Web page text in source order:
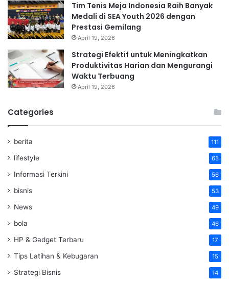
Tim Tenis Meja Indonesia Raih Banyak
Medali di SEA Youth 2026 dengan
Prestasi Gemilang
April 19, 2026
Strategi Efektif untuk Meningkatkan
Produktivitas Harian dan Mengurangi
Waktu Terbuang
April 19, 2026
Categories
berita 111
lifestyle 65
Informasi Terkini 56
bisnis 53
News 49
bola 46
HP & Gadget Terbaru 17
Tips Latihan & Kebugaran 15
Strategi Bisnis 14